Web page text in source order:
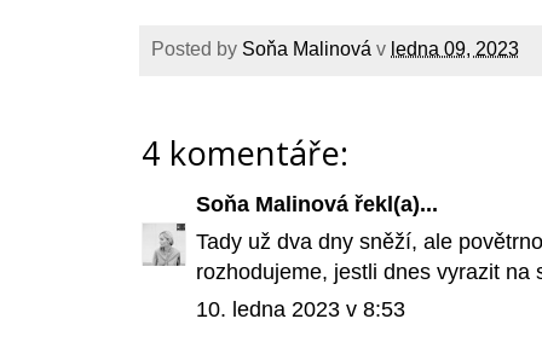
Posted by Soňa Malinová v ledna 09, 2023
4 komentáře:
Soňa Malinová řekl(a)...
Tady už dva dny sněží, ale
rozhodujeme, jestli dnes vyrazit na
10. ledna 2023 v 8:53